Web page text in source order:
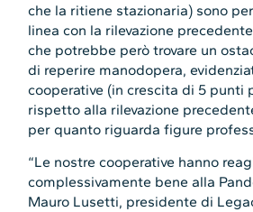
che la ritiene stazionaria) sono
linea con la rilevazione
che potrebbe però trovare un
di reperire manodopera,
cooperative (in crescita di 5 punti
rispetto alla rilevazione
per quanto riguarda figure
“Le nostre cooperative hanno
complessivamente bene alla
Mauro Lusetti, presidente di